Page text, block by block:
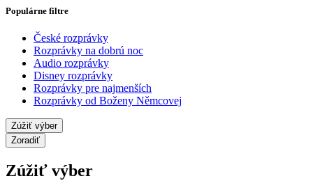
Populárne filtre
České rozprávky
Rozprávky na dobrú noc
Audio rozprávky
Disney rozprávky
Rozprávky pre najmenších
Rozprávky od Boženy Němcovej
Zúžiť výber
Zoradiť
Zúžiť výber